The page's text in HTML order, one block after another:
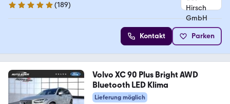
4.8 Sterne
(189)
Kontakt Parken
Volvo XC 90 Plus Bright AWD
Bluetooth LED Klima
Lieferung möglich